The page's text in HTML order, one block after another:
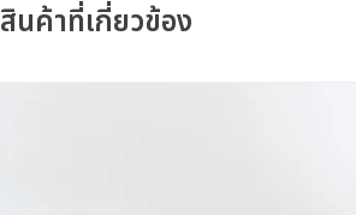
สินค้าที่เกี่ยวข้อง